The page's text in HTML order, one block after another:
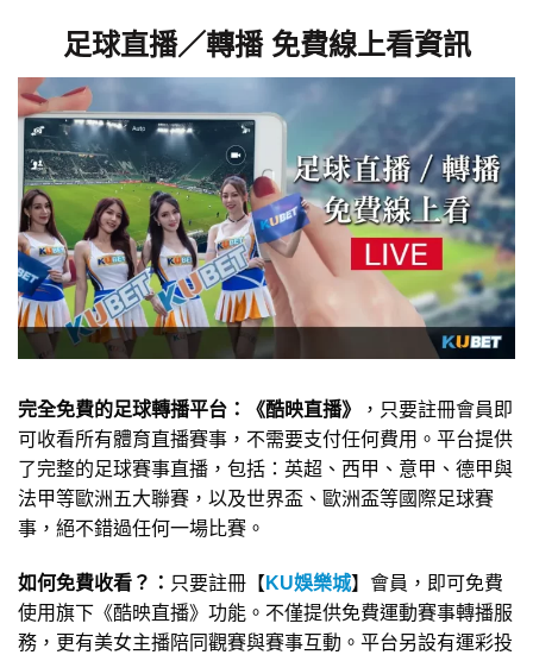
足球直播／轉播 免費線上看資訊
完全免費的足球轉播平台：《酷映直播》
，只要註冊會員即
可收看所有體育直播賽事，不需要支付任何費用。平台提供
了完整的足球賽事直播，包括：英超、西甲、意甲、德甲與
法甲等歐洲五大聯賽，以及世界盃、歐洲盃等國際足球賽
事，絕不錯過任何一場比賽。
如何免費收看？： 只要註冊【 KU娛樂城】會員，即可免費
使用旗下《酷映直播》功能。不僅提供免費運動賽事轉播服
務，更有美女主播陪同觀賽與賽事互動。平台另設有運彩投